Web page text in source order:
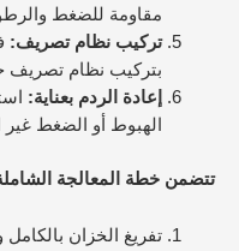
مقاومة للضغط
تركيب نظام تصريف:
بتركيب نظام تصريف
إعادة الردم بعناية:
الهبوط أو الضغط
تتضمن خطة المعالجة
تفريغ الخزان